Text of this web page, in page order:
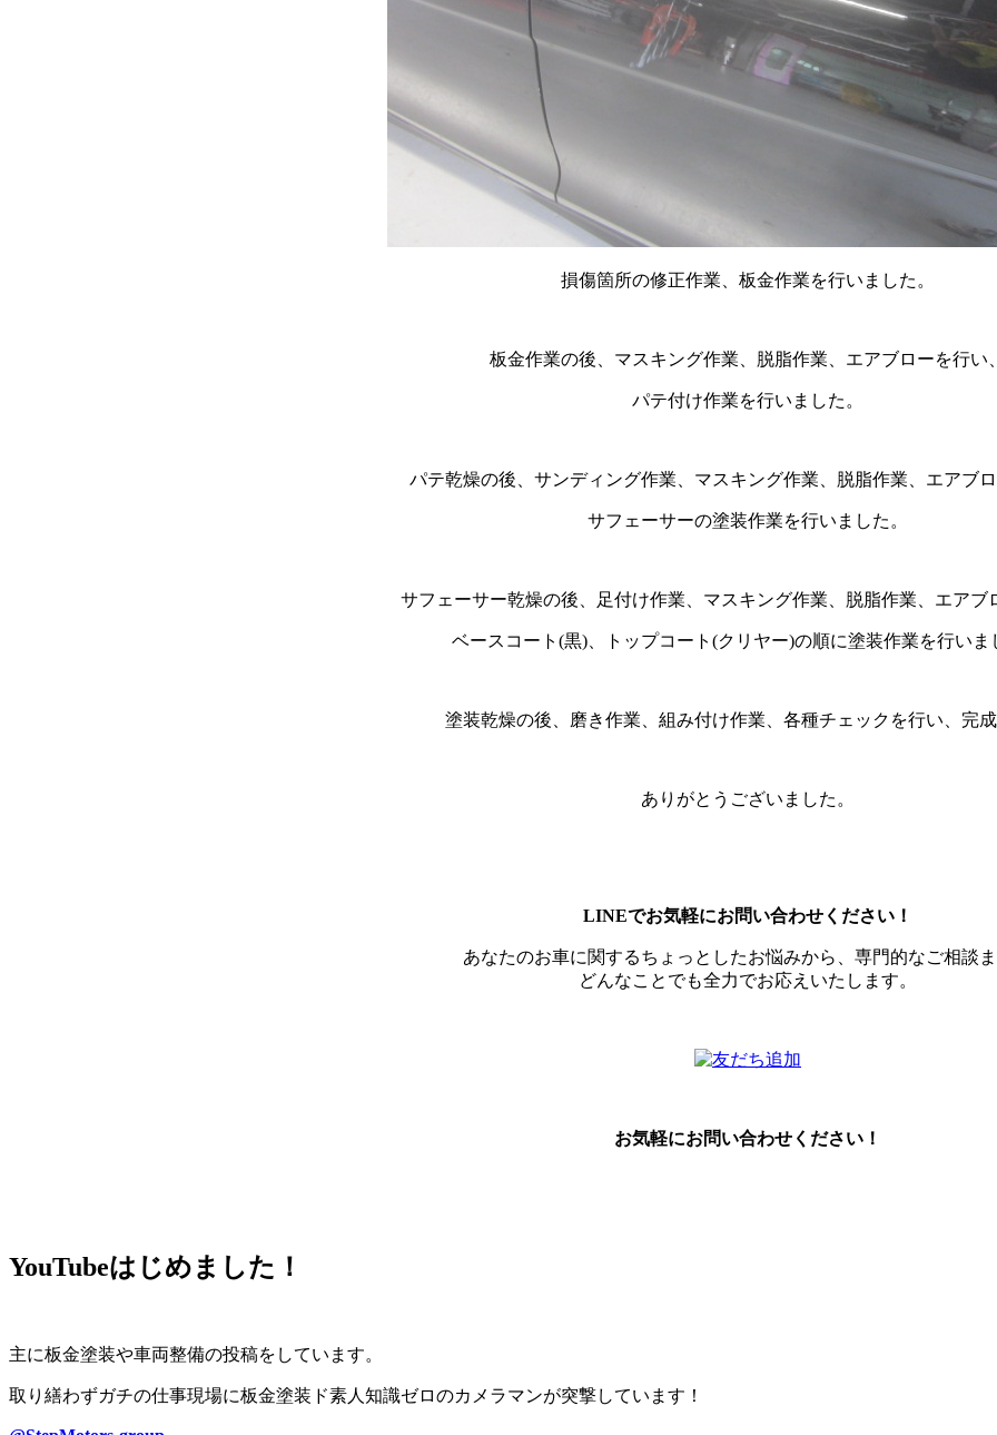
損傷箇所の修正作業、板金作業を行いました。
板金作業の後、マスキング作業、脱脂作業、エアブローを行い
パテ付け作業を行いました。
パテ乾燥の後、サンディング作業、マスキング作業、脱脂作業、エアブ
サフェーサーの塗装作業を行いました。
サフェーサー乾燥の後、足付け作業、マスキング作業、脱脂作業、エアブ
ベースコート(黒)、トップコート(クリヤー)の順に塗装作業を行いま
塗装乾燥の後、磨き作業、組み付け作業、各種チェックを行い、完
ありがとうございました。
LINEでお気軽にお問い合わせください！
あなたのお車に関するちょっとしたお悩みから、専門的なご相談
どんなことでも全力でお応えいたします。
お気軽にお問い合わせください！
YouTubeはじめました！
主に板金塗装や車両整備の投稿をしています。
取り繕わずガチの仕事現場に板金塗装ド素人知識ゼロのカメラマンが突撃しています！